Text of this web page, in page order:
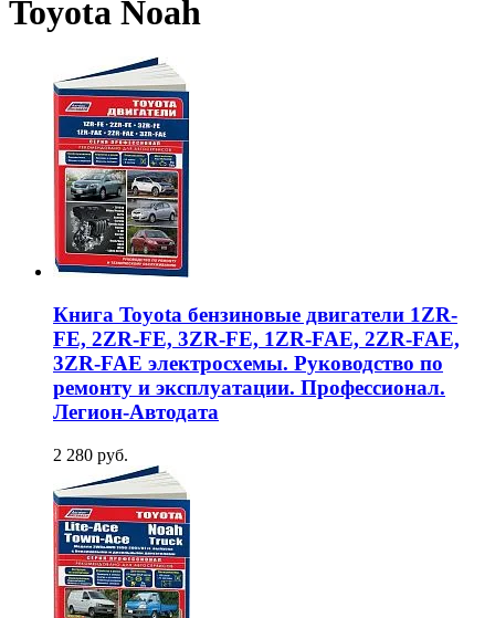
Toyota Noah
Книга Toyota бензиновые двигатели 1ZR-
FE, 2ZR-FE, 3ZR-FE, 1ZR-FAE, 2ZR-FAE,
3ZR-FAE электросхемы. Руководство по
ремонту и эксплуатации. Профессионал.
Легион-Aвтодата
2 280 руб.